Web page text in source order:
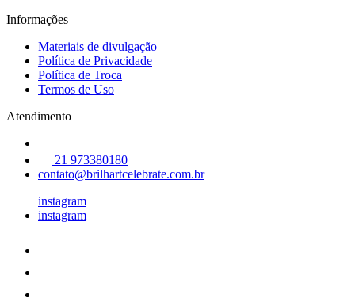
Informações
Materiais de divulgação
Política de Privacidade
Política de Troca
Termos de Uso
Atendimento
21 973380180
contato@brilhartcelebrate.com.br
instagram
instagram